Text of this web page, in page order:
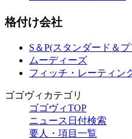
格付け会社
S＆P(スタンダード＆
ムーディーズ
フィッチ・レーティン
ゴゴヴィカテゴリ
ゴゴヴィTOP
ニュース日付検索
要人・項目一覧